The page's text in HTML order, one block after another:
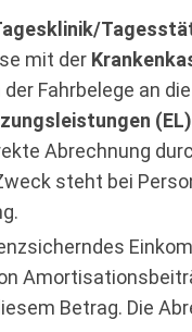
mit der
Fahrbelege an
(EL)
Abrechnung
steht bei
Betrag. Die